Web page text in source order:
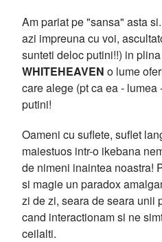
Am pariat pe "sansa" asta
azi impreuna cu voi,
sunteti deloc putini!!) in
WHITEHEAVEN o lume
care alege (pt ca ea -
putini!
Oameni cu suflete, suflet
maiestuos intr-o ikebana
de nimeni inaintea noastra!
si magie un paradox
zi de zi, seara de seara unii
cand interactionam si ne
ceilalti.